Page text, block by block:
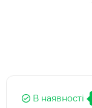
В наявності